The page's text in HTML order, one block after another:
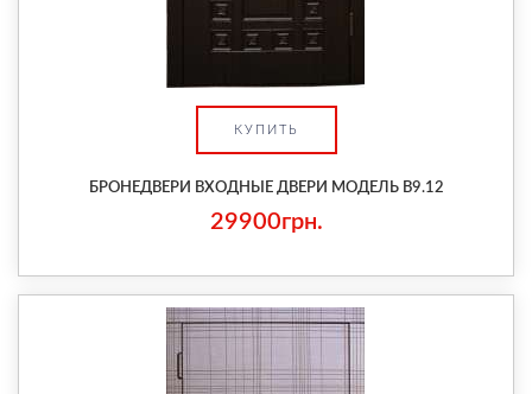
КУПИТЬ
БРОНЕДВЕРИ ВХОДНЫЕ ДВЕРИ МОДЕЛЬ В9.12
29900грн.